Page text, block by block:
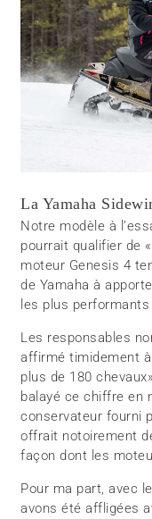
La Yamaha
Notre modèle à
pourrait qualifier de
moteur Genesis 4
de Yamaha à
les plus
Les responsables
affirmé timidement à
plus de 180
balayé ce chiffre en
conservateur fourni
offrait notoirement
façon dont les
Pour ma part, avec
avons été affligées